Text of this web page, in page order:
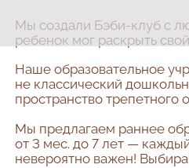
Мы создали Бэби-клуб с
ребенок мог раскрыть
Наше образовательное
не классический
пространство трепетного
Мы предлагаем раннее
от 3 мес. до 7 лет —
невероятно важен!